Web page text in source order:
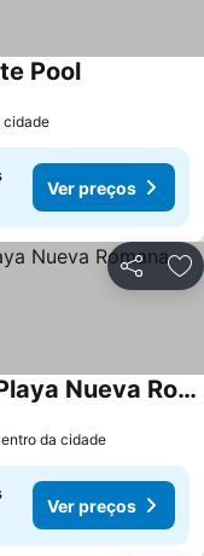
PoolVer preços
cidade
Ver preços
Partilhar
Residencial la ensenada, on Playa Nueva Romana
da cidade
Ver preços